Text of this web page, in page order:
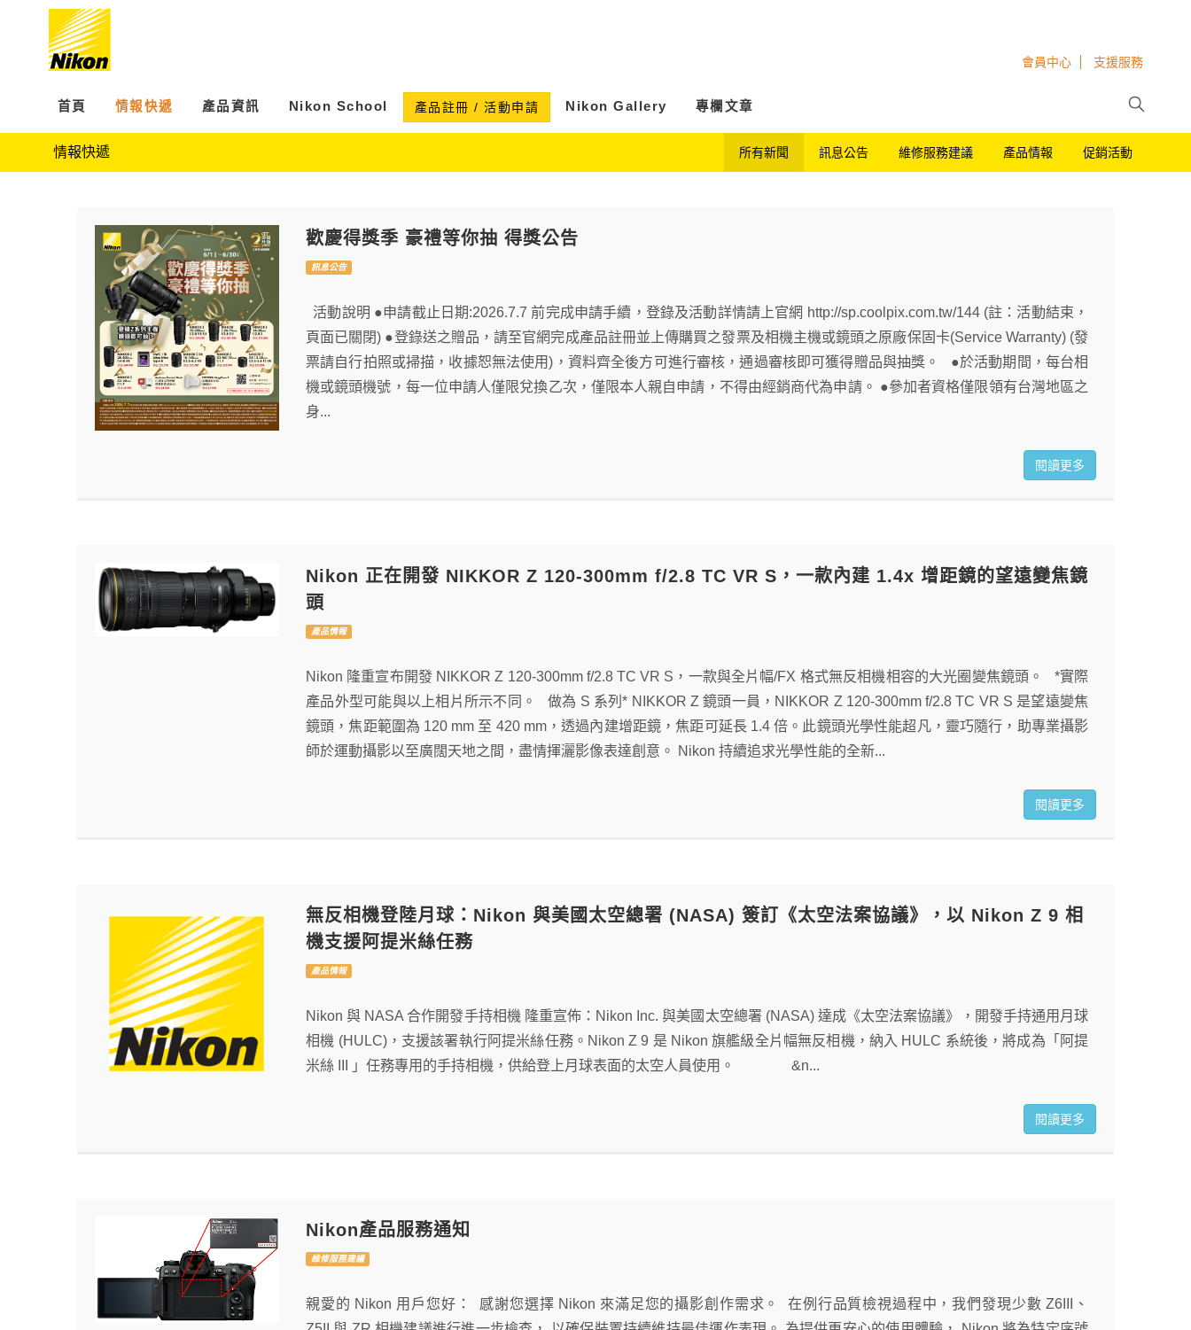
會員中心 支援服務
首頁 情報快遞 產品資訊 Nikon School 產品註冊 / 活動申請 Nikon Gallery 專欄文章
情報快遞 所有新聞 訊息公告 維修服務建議 產品情報 促銷活動
歡慶得獎季 豪禮等你抽 得獎公告
訊息公告
活動說明 ●申請截止日期:2026.7.7 前完成申請手續，登錄及活動詳情請上官網 http://sp.coolpix.com.tw/144 (註：活動結束，
頁面已關閉) ●登錄送之贈品，請至官網完成產品註冊並上傳購買之發票及相機主機或鏡頭之原廠保固卡(Service Warranty) (發
票請自行拍照或掃描，收據恕無法使用)，資料齊全後方可進行審核，通過審核即可獲得贈品與抽獎。 ●於活動期間，每台相
機或鏡頭機號，每一位申請人僅限兌換乙次，僅限本人親自申請，不得由經銷商代為申請。 ●參加者資格僅限領有台灣地區之
身...
閱讀更多
Nikon 正在開發 NIKKOR Z 120-300mm f/2.8 TC VR S，一款內建 1.4x 增距鏡的望遠變焦鏡
頭
產品情報
Nikon 隆重宣布開發 NIKKOR Z 120-300mm f/2.8 TC VR S，一款與全片幅/FX 格式無反相機相容的大光圈變焦鏡頭。 *實際
產品外型可能與以上相片所示不同。 做為 S 系列* NIKKOR Z 鏡頭一員，NIKKOR Z 120-300mm f/2.8 TC VR S 是望遠變焦
鏡頭，焦距範圍為 120 mm 至 420 mm，透過內建增距鏡，焦距可延長 1.4 倍。此鏡頭光學性能超凡，靈巧隨行，助專業攝影
師於運動攝影以至廣闊天地之間，盡情揮灑影像表達創意。 Nikon 持續追求光學性能的全新...
閱讀更多
無反相機登陸月球：Nikon 與美國太空總署 (NASA) 簽訂《太空法案協議》，以 Nikon Z 9 相
機支援阿提米絲任務
產品情報
Nikon 與 NASA 合作開發手持相機 隆重宣佈：Nikon Inc. 與美國太空總署 (NASA) 達成《太空法案協議》，開發手持通用月球
相機 (HULC)，支援該署執行阿提米絲任務。Nikon Z 9 是 Nikon 旗艦級全片幅無反相機，納入 HULC 系統後，將成為「阿提
米絲 III 」任務專用的手持相機，供給登上月球表面的太空人員使用。 &n...
閱讀更多
Nikon產品服務通知
維修服務建議
親愛的 Nikon 用戶您好： 感謝您選擇 Nikon 來滿足您的攝影創作需求。 在例行品質檢視過程中，我們發現少數 Z6III、